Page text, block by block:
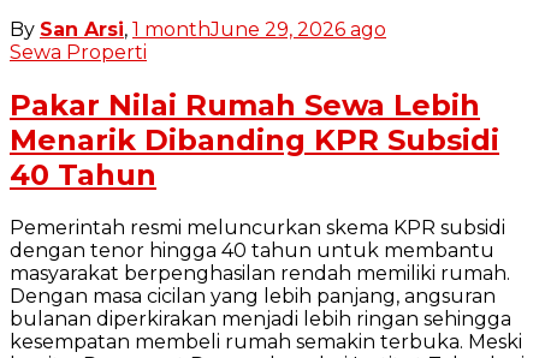
By San Arsi, 1 monthJune 29, 2026 ago
Sewa Properti
Pakar Nilai Rumah Sewa Lebih
Menarik Dibanding KPR Subsidi
40 Tahun
Pemerintah resmi meluncurkan skema KPR subsidi
dengan tenor hingga 40 tahun untuk membantu
masyarakat berpenghasilan rendah memiliki rumah.
Dengan masa cicilan yang lebih panjang, angsuran
bulanan diperkirakan menjadi lebih ringan sehingga
kesempatan membeli rumah semakin terbuka. Meski